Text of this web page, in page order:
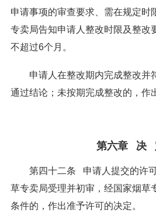
申请事项的审查要求、需在规定时
专卖局告知申请人整改时限及整改
不超过6个月。
申请人在整改期内完成整改并
通过结论；未按期完成整改的，作
第六章 决
第四十二条 申请人提交的许
草专卖局受理并初审，经国家烟草
条件的，作出准予许可的决定。